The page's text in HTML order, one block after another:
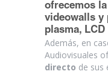
ofrecemos
videowalls y
plasma, LCD
Además, en
Audiovisuales
directo de sus